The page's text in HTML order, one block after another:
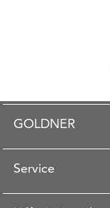
GOLDNER
Service